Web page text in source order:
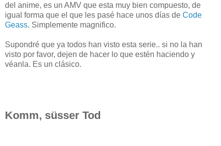
del anime, es un AMV que esta muy bien compuesto, de
igual forma que el que les pasé hace unos días de Code
Geass. Simplemente magnifico.
Supondré que ya todos han visto esta serie.. si no la han
visto por favor, dejen de hacer lo que estén haciendo y
véanla. Es un clásico.
Komm, süsser Tod